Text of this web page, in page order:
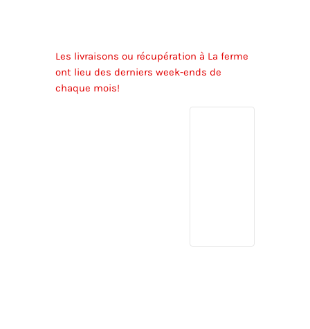
Les livraisons ou récupération à La ferme
ont lieu des derniers week-ends de
chaque mois!